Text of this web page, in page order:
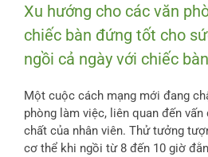
Image
Xu hướng cho các văn
chiếc bàn đứng tốt cho
ngồi cả ngày với chiếc
Một cuộc cách mạng mới đang
phòng làm việc, liên quan đến
chất của nhân viên. Thử tưởng
cơ thể khi ngồi từ 8 đến 10 giờ